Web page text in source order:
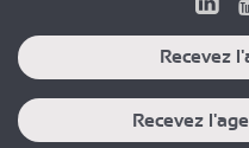
Recevez
Recevez